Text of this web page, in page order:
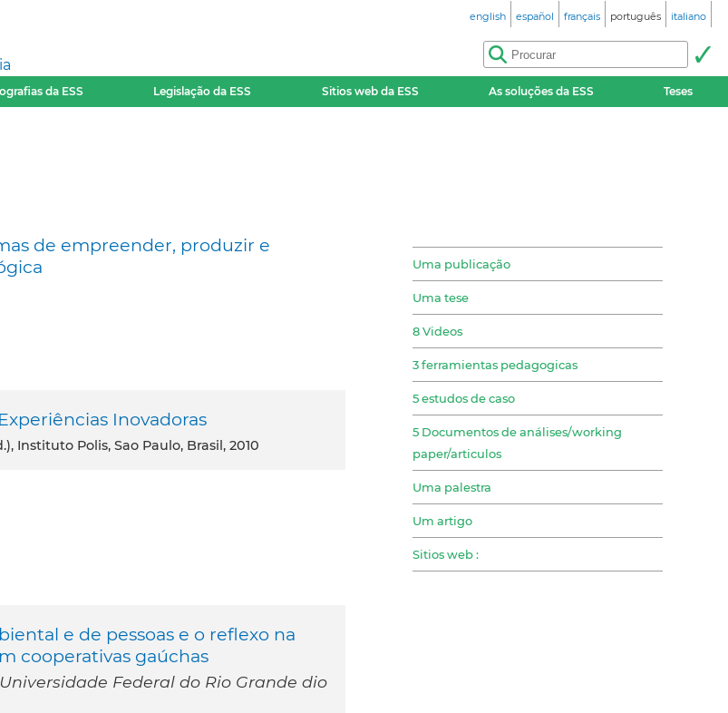
english español français português italiano
da ESS Legislação da ESS Sitios web da ESS As soluções da ESS Teses
de empreender, produzir e
Uma publicação
Uma tese
8 Videos
3 ferramientas pedagogicas
5 estudos de caso
5 Documentos de análises/working
paper/articulos
Uma palestra
Um artigo
Sitios web :
Inovadoras
Instituto Polis, Sao Paulo, Brasil, 2010
e de pessoas e o reflexo na
cooperativas gaúchas
Federal do Rio Grande dio